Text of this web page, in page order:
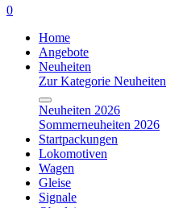
0
Home
Angebote
Neuheiten
Zur Kategorie Neuheiten
Neuheiten 2026
Sommerneuheiten 2026
Startpackungen
Lokomotiven
Wagen
Gleise
Signale